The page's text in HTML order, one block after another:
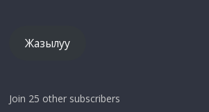
Жазылуу
Join 25 other subscribers